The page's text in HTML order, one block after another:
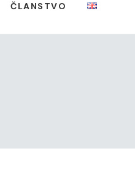
ČLANSTVO